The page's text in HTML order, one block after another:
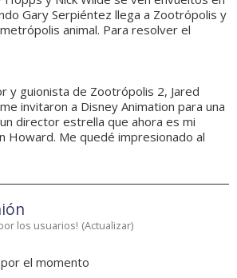
Gary Serpiéntez llega a Zootrópolis y
animal. Para resolver el
y guionista de Zootrópolis 2, Jared
invitaron a Disney Animation para una
director estrella que ahora es mi
Howard. Me quedé impresionado al
los usuarios! (Actualizar)
el momento